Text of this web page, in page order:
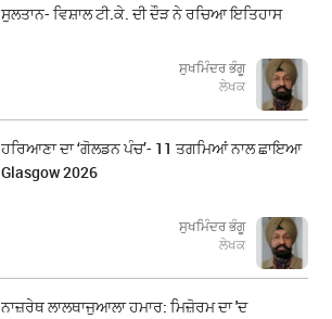
ਸੁਲਤਾਨ- ਵਿਸ਼ਾਲ ਟੀ.ਕੇ. ਦੀ ਦੌੜ ਨੇ ਰਚਿਆ ਇਤਿਹਾਸ
ਸੁਖਮਿੰਦਰ ਭੰਗੂ
ਲੇਖਕ
ਹਰਿਆਣਾ ਦਾ ‘ਗੋਲਡਨ ਪੰਚ’- 11 ਤਗਮਿਆਂ ਨਾਲ ਛਾਇਆ
Glasgow 2026
ਸੁਖਮਿੰਦਰ ਭੰਗੂ
ਲੇਖਕ
ਨਾਜ਼ਰੇਥ ਲਾਲਥਾਜੁਆਲਾ ਹਮਾਰ: ਮਿਜ਼ੋਰਮ ਦਾ 'ਦ